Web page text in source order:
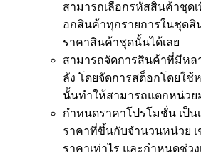
สามารถเลือกรหัสสินค้าชุด
อกสินค้าทุกรายการในชุด
ราคาสินค้าชุดนั้นได้เลย
สามารถจัดการสินค้าที่มีหล
ลัง โดยจัดการสต็อกโดยใช้
นั้นทำให้สามารถแตกหน่วย
กำหนดราคาโปรโมชั่น เป็น
ราคาที่ขึ้นกับจำนวนหน่วย
ราคาเท่าไร และกำหนดช่ว